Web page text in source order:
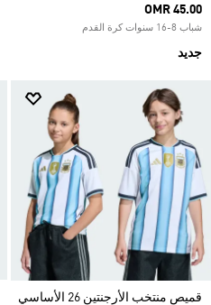
OMR 45.00
شباب 8-16 سنوات كرة القدم
جديد
قميص منتخب الأرجنتين 26 الأساسي